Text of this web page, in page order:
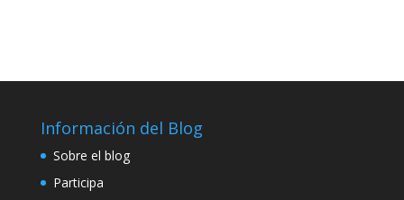
Información del Blog
Sobre el blog
Participa